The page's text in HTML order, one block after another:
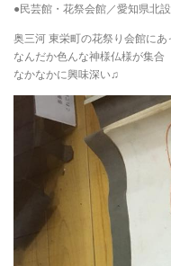
●民芸館・花祭会館／愛知県北
奥三河 東栄町の花祭り会館に
なんだか色んな神様仏様が集合
なかなかに興味深い♫